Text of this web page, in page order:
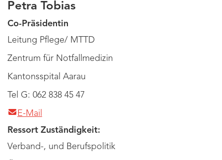
Petra Tobias
Co-Präsidentin
Leitung Pflege/ MTTD
Zentrum für Notfallmedizin
Kantonsspital Aarau
Tel G: 062 838 45 47
E-Mail
Ressort Zuständigkeit:
Verband-, und Berufspolitik